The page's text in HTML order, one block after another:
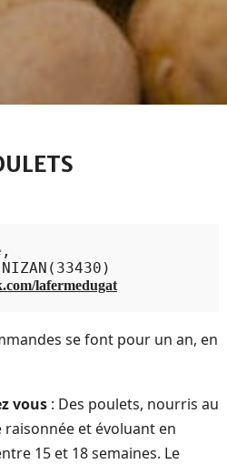
lafermedugat
se font pour un an, en
vous : Des poulets, nourris au
raisonnée et évoluant en
15 et 18 semaines. Le